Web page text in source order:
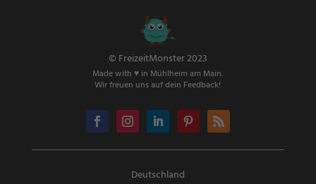
© FreizeitMonster 2023
Made with ♥ in Mühlheim am Main.
Wir freuen uns auf dein Feedback!
Deutschland